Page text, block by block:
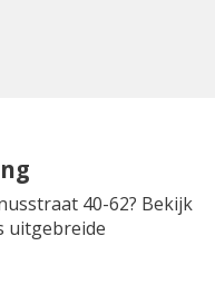
40-62? Bekijk
uitgebreide